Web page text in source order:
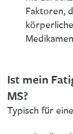
Faktoren,
Ist mein
MS?
Typisch für